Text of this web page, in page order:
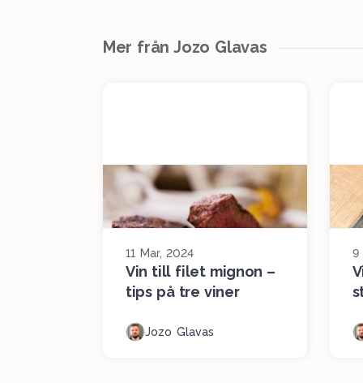
Mer från Jozo Glavas
11 Mar, 2024
Vin till filet mignon –
tips på tre viner
Jozo Glavas
9